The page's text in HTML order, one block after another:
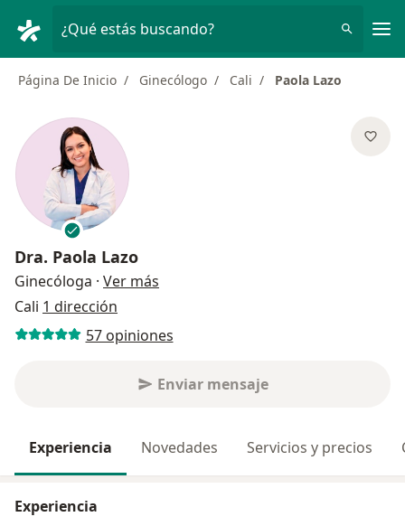
¿Qué estás buscando?
Página De Inicio Ginecólogo Cali Paola Lazo
Dra. Paola Lazo
Ginecóloga · Ver más
Cali 1 dirección
57 opiniones
Enviar mensaje
Experiencia Novedades Servicios y precios
Experiencia